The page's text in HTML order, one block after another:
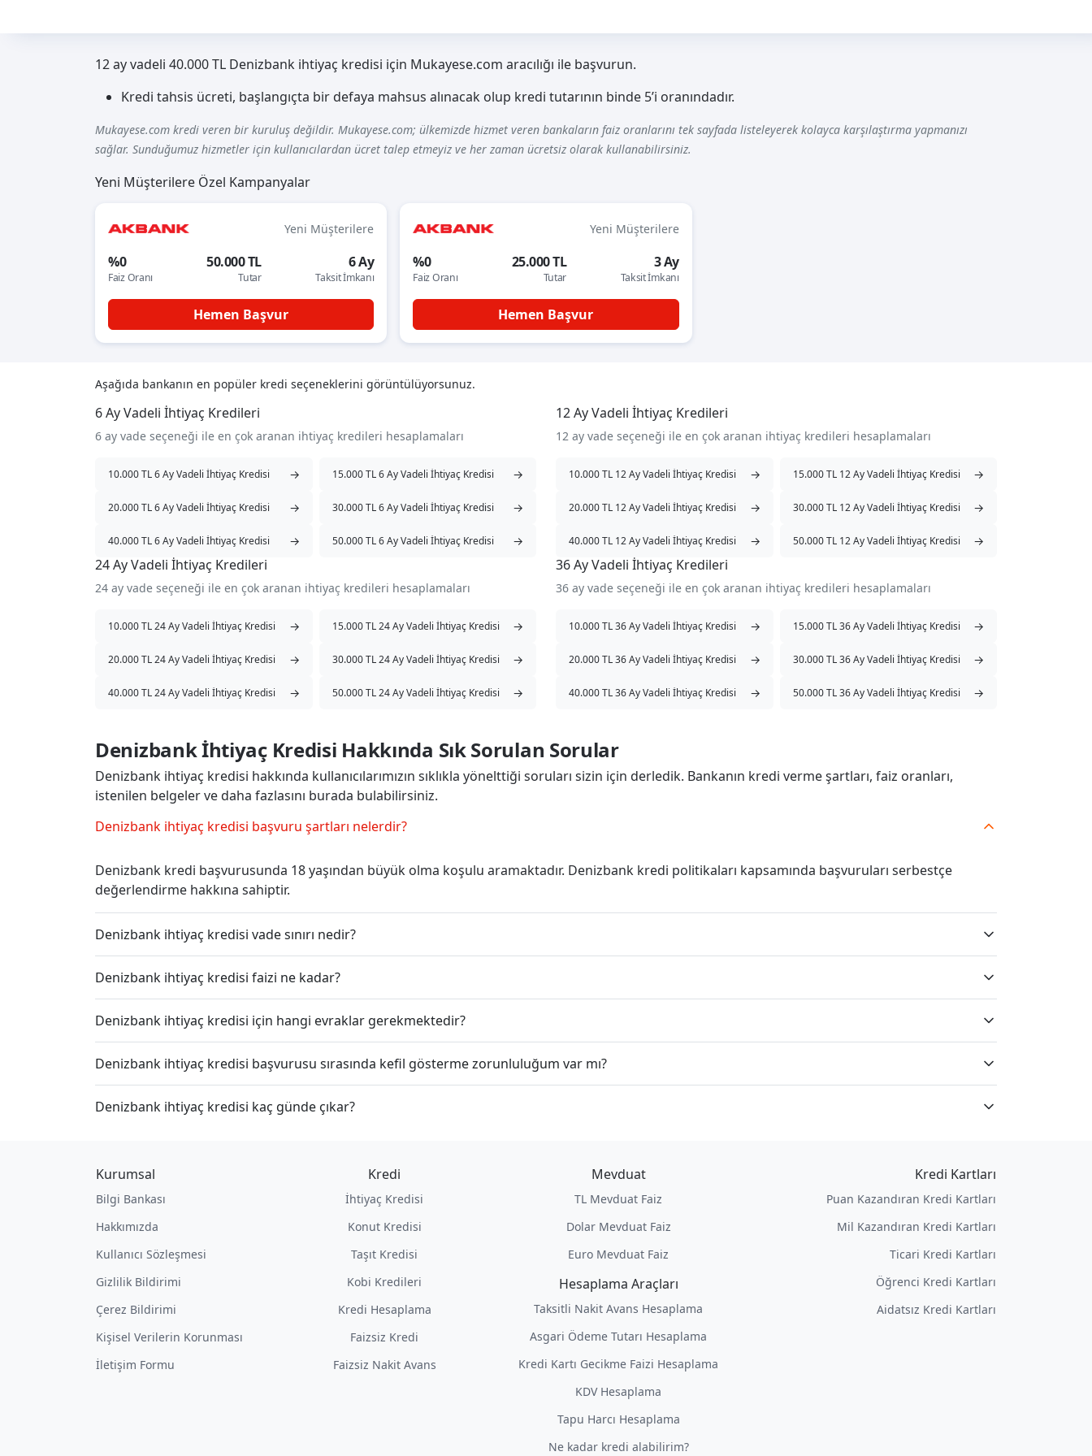
12 ay vadeli 40.000 TL Denizbank ihtiyaç kredisi için Mukayese.com aracılığı ile başvurun.
Kredi tahsis ücreti, başlangıçta bir defaya mahsus alınacak olup kredi tutarının binde 5’i oranındadır.
Mukayese.com kredi veren bir kuruluş değildir. Mukayese.com; ülkemizde hizmet veren bankaların faiz oranlarını tek sayfada listeleyerek kolayca karşılaştırma yapmanızı
sağlar. Sunduğumuz hizmetler için kullanıcılardan ücret talep etmeyiz ve her zaman ücretsiz olarak kullanabilirsiniz.
Yeni Müşterilere Özel Kampanyalar
Yeni Müşterilere
%0
Faiz Oranı
50.000 TL
Tutar
6 Ay
Taksit İmkanı
Hemen Başvur
Yeni Müşterilere
%0
Faiz Oranı
25.000 TL
Tutar
3 Ay
Taksit İmkanı
Hemen Başvur
Aşağıda bankanın en popüler kredi seçeneklerini görüntülüyorsunuz.
6 Ay Vadeli İhtiyaç Kredileri
6 ay vade seçeneği ile en çok aranan ihtiyaç kredileri hesaplamaları
10.000 TL 6 Ay Vadeli İhtiyaç Kredisi → 15.000 TL 6 Ay Vadeli İhtiyaç Kredisi →
20.000 TL 6 Ay Vadeli İhtiyaç Kredisi → 30.000 TL 6 Ay Vadeli İhtiyaç Kredisi →
40.000 TL 6 Ay Vadeli İhtiyaç Kredisi → 50.000 TL 6 Ay Vadeli İhtiyaç Kredisi →
12 Ay Vadeli İhtiyaç Kredileri
12 ay vade seçeneği ile en çok aranan ihtiyaç kredileri hesaplamaları
10.000 TL 12 Ay Vadeli İhtiyaç Kredisi → 15.000 TL 12 Ay Vadeli İhtiyaç Kredisi →
20.000 TL 12 Ay Vadeli İhtiyaç Kredisi → 30.000 TL 12 Ay Vadeli İhtiyaç Kredisi →
40.000 TL 12 Ay Vadeli İhtiyaç Kredisi → 50.000 TL 12 Ay Vadeli İhtiyaç Kredisi →
24 Ay Vadeli İhtiyaç Kredileri
24 ay vade seçeneği ile en çok aranan ihtiyaç kredileri hesaplamaları
10.000 TL 24 Ay Vadeli İhtiyaç Kredisi → 15.000 TL 24 Ay Vadeli İhtiyaç Kredisi →
20.000 TL 24 Ay Vadeli İhtiyaç Kredisi → 30.000 TL 24 Ay Vadeli İhtiyaç Kredisi →
40.000 TL 24 Ay Vadeli İhtiyaç Kredisi → 50.000 TL 24 Ay Vadeli İhtiyaç Kredisi →
36 Ay Vadeli İhtiyaç Kredileri
36 ay vade seçeneği ile en çok aranan ihtiyaç kredileri hesaplamaları
10.000 TL 36 Ay Vadeli İhtiyaç Kredisi → 15.000 TL 36 Ay Vadeli İhtiyaç Kredisi →
20.000 TL 36 Ay Vadeli İhtiyaç Kredisi → 30.000 TL 36 Ay Vadeli İhtiyaç Kredisi →
40.000 TL 36 Ay Vadeli İhtiyaç Kredisi → 50.000 TL 36 Ay Vadeli İhtiyaç Kredisi →
Denizbank İhtiyaç Kredisi Hakkında Sık Sorulan Sorular
Denizbank ihtiyaç kredisi hakkında kullanıcılarımızın sıklıkla yönelttiği soruları sizin için derledik. Bankanın kredi verme şartları, faiz oranları,
istenilen belgeler ve daha fazlasını burada bulabilirsiniz.
Denizbank ihtiyaç kredisi başvuru şartları nelerdir?
Denizbank kredi başvurusunda 18 yaşından büyük olma koşulu aramaktadır. Denizbank kredi politikaları kapsamında başvuruları serbestçe
değerlendirme hakkına sahiptir.
Denizbank ihtiyaç kredisi vade sınırı nedir?
Denizbank ihtiyaç kredisi faizi ne kadar?
Denizbank ihtiyaç kredisi için hangi evraklar gerekmektedir?
Denizbank ihtiyaç kredisi başvurusu sırasında kefil gösterme zorunluluğum var mı?
Denizbank ihtiyaç kredisi kaç günde çıkar?
Kurumsal
Bilgi Bankası
Hakkımızda
Kullanıcı Sözleşmesi
Gizlilik Bildirimi
Çerez Bildirimi
Kişisel Verilerin Korunması
İletişim Formu
Kredi
İhtiyaç Kredisi
Konut Kredisi
Taşıt Kredisi
Kobi Kredileri
Kredi Hesaplama
Faizsiz Kredi
Faizsiz Nakit Avans
Mevduat
TL Mevduat Faiz
Dolar Mevduat Faiz
Euro Mevduat Faiz
Hesaplama Araçları
Taksitli Nakit Avans Hesaplama
Asgari Ödeme Tutarı Hesaplama
Kredi Kartı Gecikme Faizi Hesaplama
KDV Hesaplama
Tapu Harcı Hesaplama
Ne kadar kredi alabilirim?
Kredi Kartları
Puan Kazandıran Kredi Kartları
Mil Kazandıran Kredi Kartları
Ticari Kredi Kartları
Öğrenci Kredi Kartları
Aidatsız Kredi Kartları